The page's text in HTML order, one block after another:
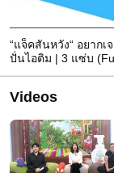
“แจ็คสันหวัง“ อยาก
ปั่นไอติม | 3 แซ่บ
Videos